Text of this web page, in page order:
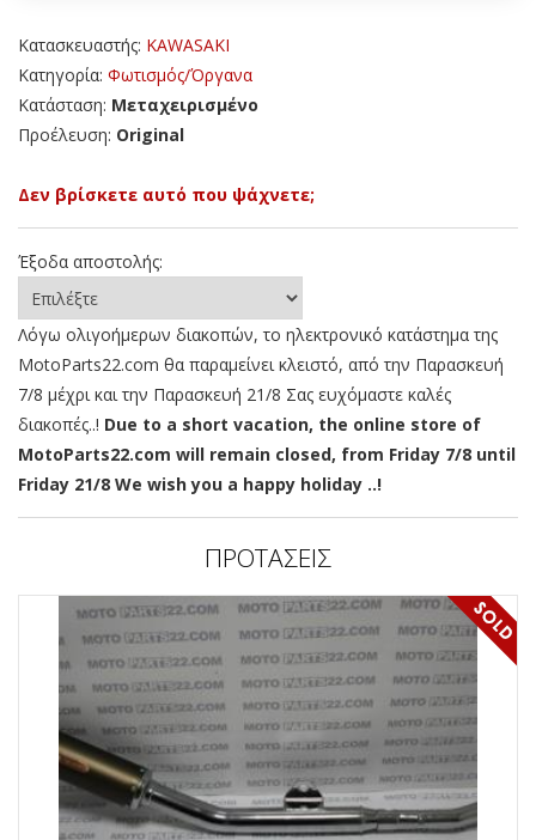
Κατασκευαστής: KAWASAKI
Κατηγορία: Φωτισμός/Όργανα
Κατάσταση: Μεταχειρισμένο
Προέλευση: Original
Δεν βρίσκετε αυτό που ψάχνετε;
Έξοδα αποστολής:
Λόγω ολιγοήμερων διακοπών, το ηλεκτρονικό κατάστημα της
MotoParts22.com θα παραμείνει κλειστό, από την Παρασκευή
7/8 μέχρι και την Παρασκευή 21/8 Σας ευχόμαστε καλές
διακοπές..! Due to a short vacation, the online store of
MotoParts22.com will remain closed, from Friday 7/8 until
Friday 21/8 We wish you a happy holiday ..!
ΠΡΟΤΑΣΕΙΣ